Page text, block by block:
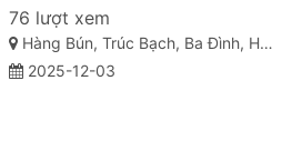
76 lượt xem
Hàng Bún, Trúc Bạch, Ba Đình, Hà Nội
2025-12-03